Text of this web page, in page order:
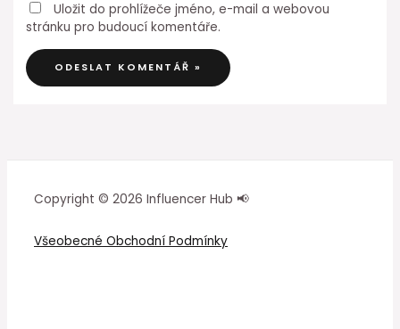
Uložit do prohlížeče jméno, e-mail a webovou
stránku pro budoucí komentáře.
Copyright © 2026 Influencer Hub 📢
Všeobecné Obchodní Podmínky